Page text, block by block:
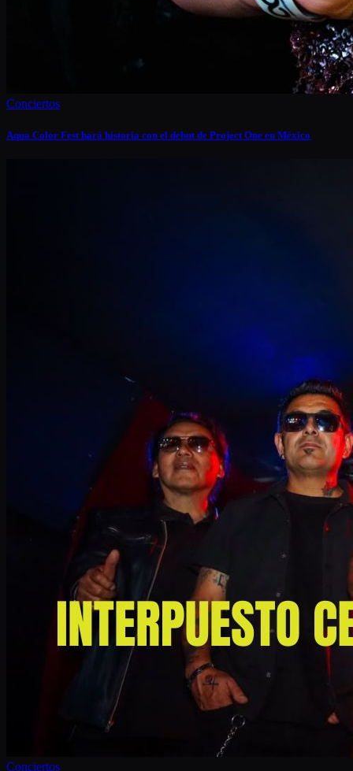
Conciertos
Aqua Color Fest hará historia con el debut de Project One en México
Conciertos